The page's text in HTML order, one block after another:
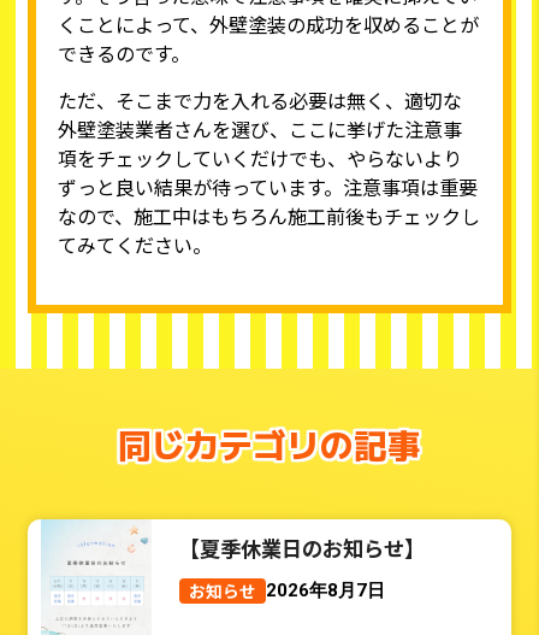
くことによって、外壁塗装の成功を収めることが
できるのです。
ただ、そこまで力を入れる必要は無く、適切な
外壁塗装業者さんを選び、ここに挙げた注意事
項をチェックしていくだけでも、やらないより
ずっと良い結果が待っています。注意事項は重要
なので、施工中はもちろん施工前後もチェックし
てみてください。
同じカテゴリの記事
【夏季休業日のお知らせ】
お知らせ 2026年8月7日